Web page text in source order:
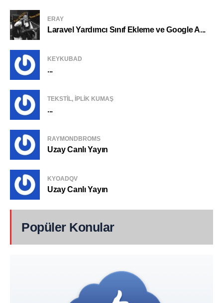
ERAY
Laravel Yardımcı Sınıf Ekleme ve Google A...
KEYKUBAD
...
TEKSTIL, IPLIK KUMAŞ
...
RAYMONDBROMS
Uzay Canlı Yayın
KYOADQV
Uzay Canlı Yayın
Popüler Konular